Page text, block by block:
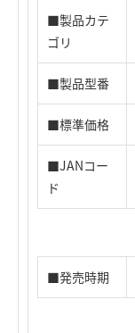
■製品カテ
ゴリ
■製品型番
■標準価格
■JANコー
ド
■発売時期